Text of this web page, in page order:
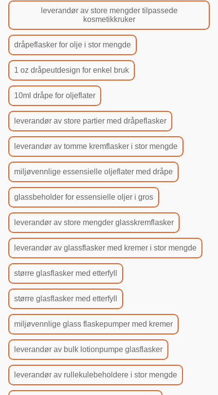
leverandør av store mengder tilpassede
kosmetikkruker
dråpeflasker for olje i stor mengde
1 oz dråpeutdesign for enkel bruk
10ml dråpe for oljeflater
leverandør av store partier med dråpeflasker
leverandør av tomme kremflasker i stor mengde
miljøvennlige essensielle oljeflater med dråpe
glassbeholder for essensielle oljer i gros
leverandør av store mengder glasskremflasker
leverandør av glassflasker med kremer i stor mengde
større glasflasker med etterfyll
større glasflasker med etterfyll
miljøvennlige glass flaskepumper med kremer
leverandør av bulk lotionpumpe glasflasker
leverandør av rullekulebeholdere i stor mengde